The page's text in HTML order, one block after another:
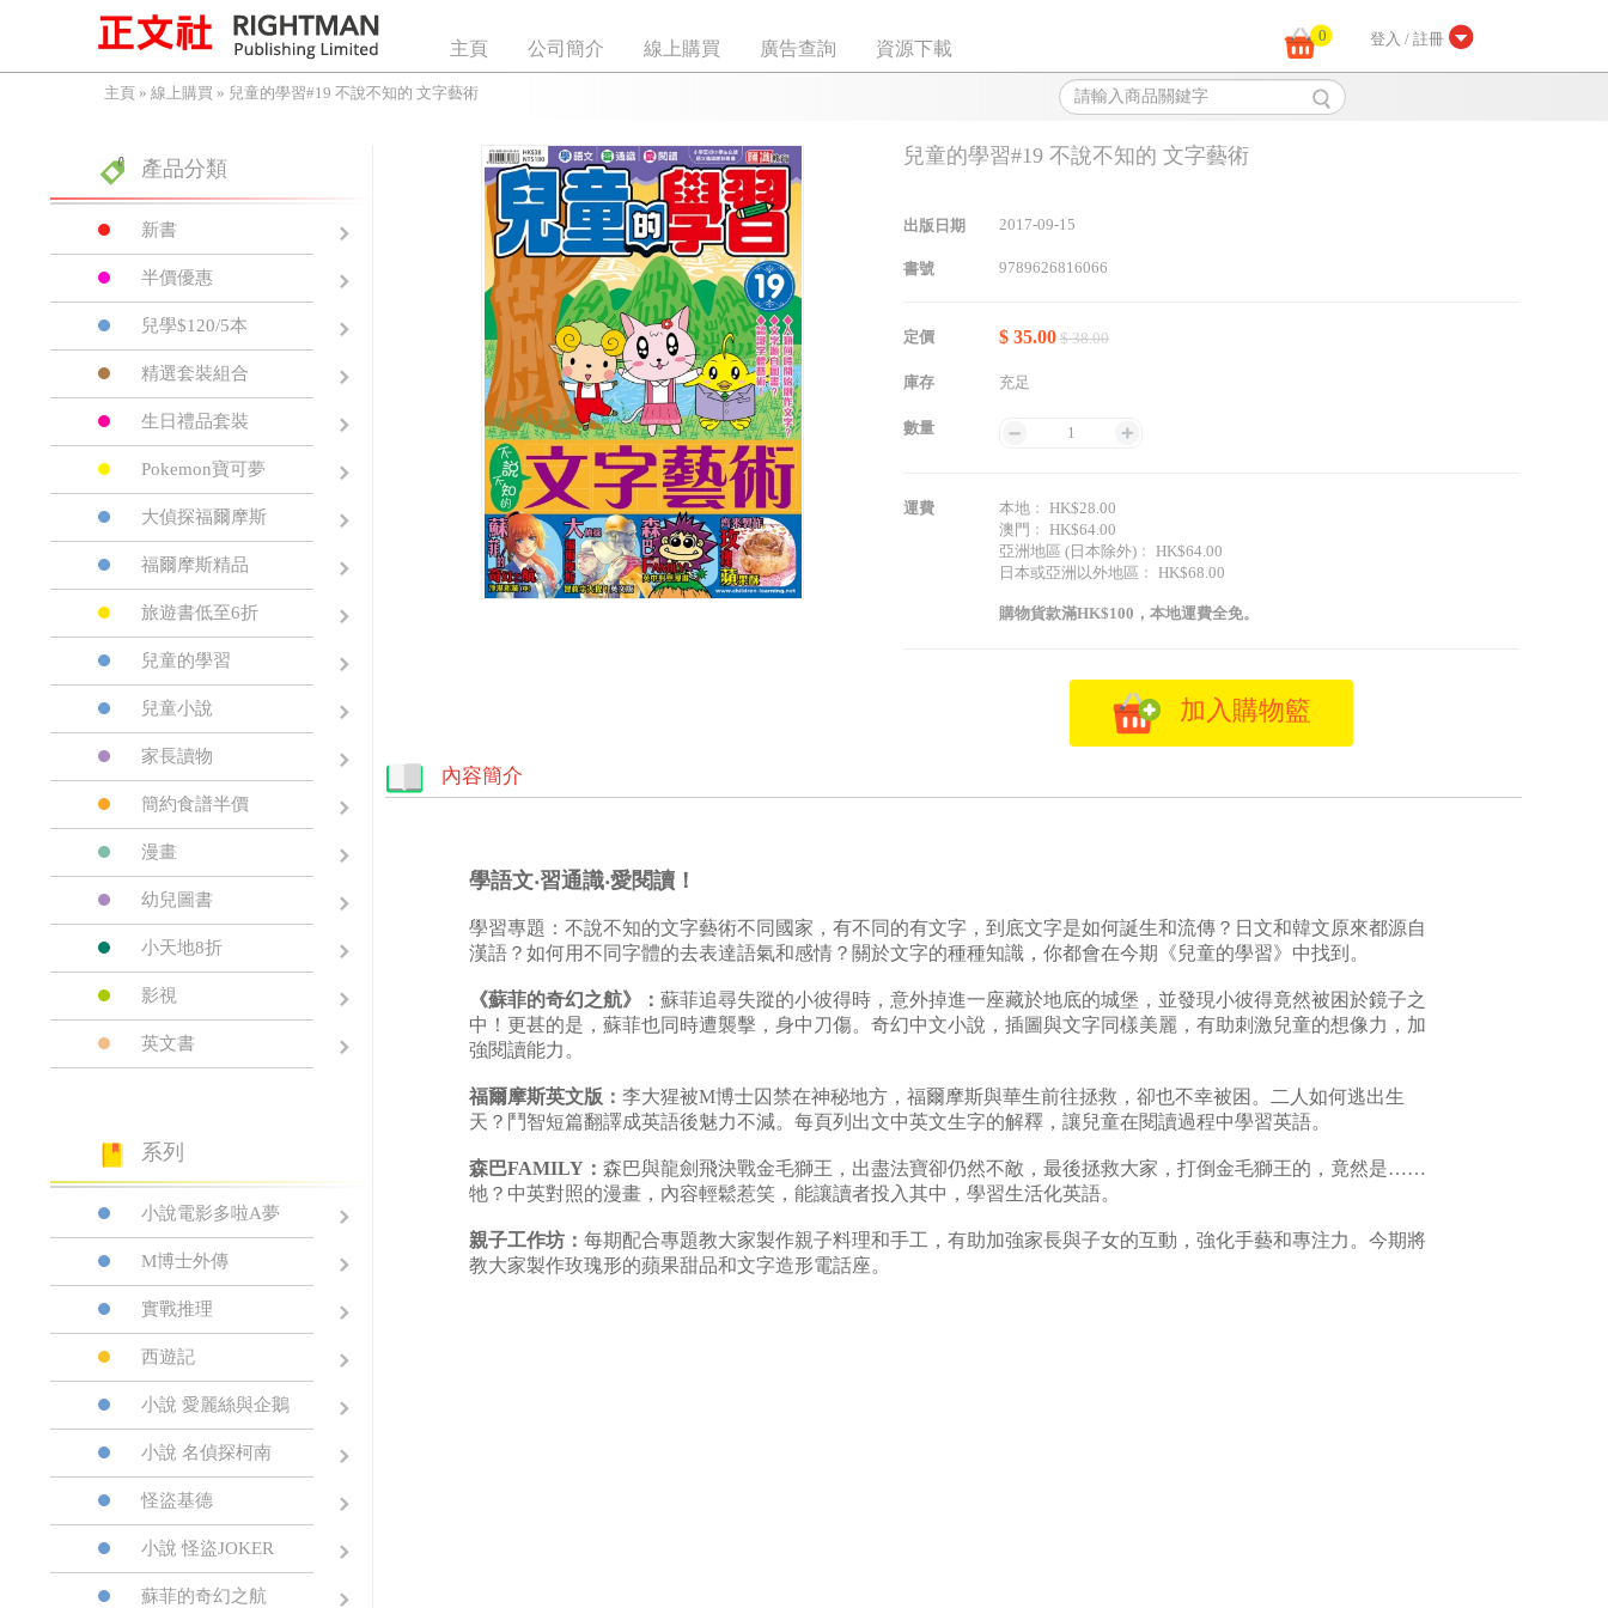
主頁 公司簡介 線上購買 廣告查詢 資源下載 登入 / 註冊
0
主頁 » 線上購買 » 兒童的學習#19 不說不知的 文字藝術
產品分類
新書
半價優惠
兒學$120/5本
精選套裝組合
生日禮品套裝
Pokemon寶可夢
大偵探福爾摩斯
福爾摩斯精品
旅遊書低至6折
兒童的學習
兒童小說
家長讀物
簡約食譜半價
漫畫
幼兒圖書
小天地8折
影視
英文書
系列
小說電影多啦A夢
M博士外傳
實戰推理
西遊記
小說 愛麗絲與企鵝
小說 名偵探柯南
怪盜基德
小說 怪盜JOKER
蘇菲的奇幻之航
兒童的學習#19 不說不知的 文字藝術
出版日期 2017-09-15
書號 9789626816066
定價 $ 35.00 $ 38.00
庫存 充足
數量 1
運費
本地﹕ HK$28.00
澳門﹕ HK$64.00
亞洲地區 (日本除外)﹕ HK$64.00
日本或亞洲以外地區﹕ HK$68.00
購物貨款滿HK$100，本地運費全免。
加入購物籃
內容簡介
學語文‧習通識‧愛閱讀！
學習專題：不說不知的文字藝術不同國家，有不同的有文字，到底文字是如何誕生和流傳？日文和韓文原來都源自
漢語？如何用不同字體的去表達語氣和感情？關於文字的種種知識，你都會在今期《兒童的學習》中找到。
《蘇菲的奇幻之航》： 蘇菲追尋失蹤的小彼得時，意外掉進一座藏於地底的城堡，並發現小彼得竟然被困於鏡子之
中！更甚的是，蘇菲也同時遭襲擊，身中刀傷。奇幻中文小說，插圖與文字同樣美麗，有助刺激兒童的想像力，加
強閱讀能力。
福爾摩斯英文版： 李大猩被M博士囚禁在神秘地方，福爾摩斯與華生前往拯救，卻也不幸被困。二人如何逃出生
天？鬥智短篇翻譯成英語後魅力不減。每頁列出文中英文生字的解釋，讓兒童在閱讀過程中學習英語。
森巴FAMILY： 森巴與龍劍飛決戰金毛獅王，出盡法寶卻仍然不敵，最後拯救大家，打倒金毛獅王的，竟然是……
牠？中英對照的漫畫，內容輕鬆惹笑，能讓讀者投入其中，學習生活化英語。
親子工作坊： 每期配合專題教大家製作親子料理和手工，有助加強家長與子女的互動，強化手藝和專注力。今期將
教大家製作玫瑰形的蘋果甜品和文字造形電話座。